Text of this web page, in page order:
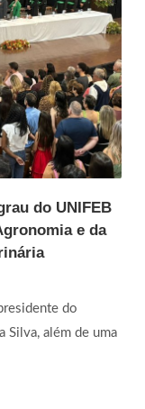
do UNIFEB
e da
do
Silva, além de uma